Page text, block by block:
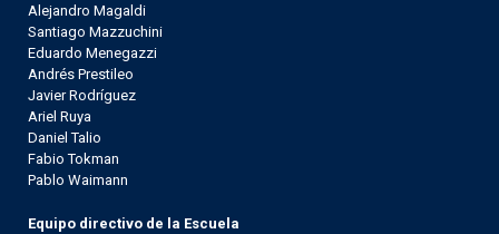
Alejandro Magaldi
Santiago Mazzuchini
Eduardo Menegazzi
Andrés Prestileo
Javier Rodríguez
Ariel Ruya
Daniel Talio
Fabio Tokman
Pablo Waimann
Equipo directivo de la Escuela